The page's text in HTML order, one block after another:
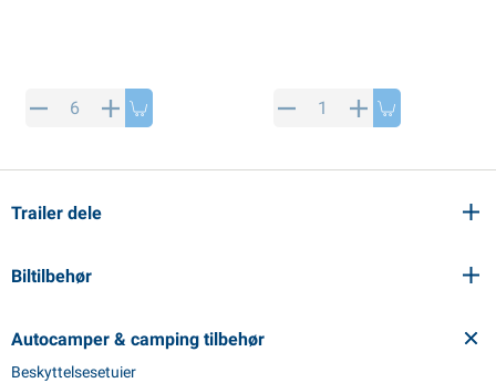
Trailer dele
Biltilbehør
Autocamper & camping tilbehør
Beskyttelsesetuier